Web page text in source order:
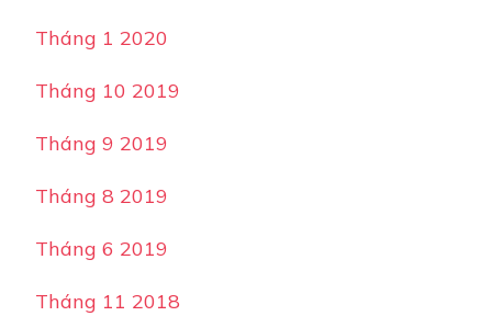
Tháng 1 2020
Tháng 10 2019
Tháng 9 2019
Tháng 8 2019
Tháng 6 2019
Tháng 11 2018